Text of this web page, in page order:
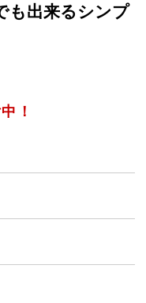
も出来るシンプ
！